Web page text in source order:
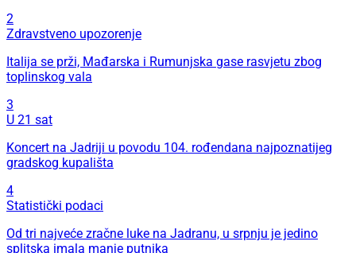
2
Zdravstveno upozorenje
Italija se prži, Mađarska i Rumunjska gase rasvjetu zbog
toplinskog vala
3
U 21 sat
Koncert na Jadriji u povodu 104. rođendana najpoznatijeg
gradskog kupališta
4
Statistički podaci
Od tri najveće zračne luke na Jadranu, u srpnju je jedino
splitska imala manje putnika